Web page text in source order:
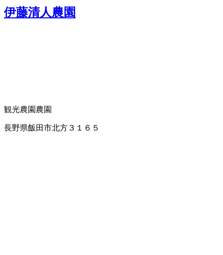
伊藤清人農園
観光農園 農園
長野県飯田市北方３１６５